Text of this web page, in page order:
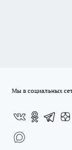
Мы в социальных